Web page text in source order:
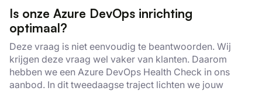
Is onze Azure DevOps inrichting
optimaal?
Deze vraag is niet eenvoudig te beantwoorden. Wij
krijgen deze vraag wel vaker van klanten. Daarom
hebben we een Azure DevOps Health Check in ons
aanbod. In dit tweedaagse traject lichten we jouw